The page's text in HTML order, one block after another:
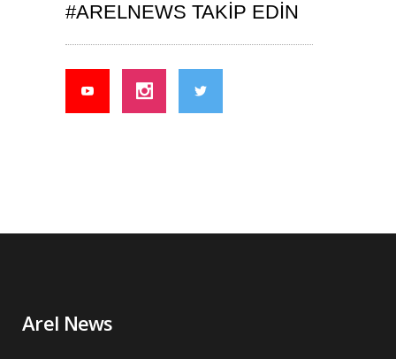
#ARELNEWS TAKIP EDIN
Arel News